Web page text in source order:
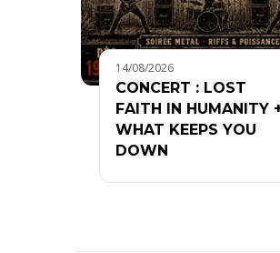
14/08/2026
CONCERT : LOST
FAITH IN HUMANITY
WHAT KEEPS YOU
DOWN